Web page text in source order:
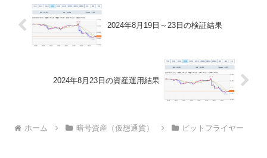
2024年8月19日～23日の検証結果
2024年8月23日の資産運用結果
ホーム 暗号資産（仮想通貨） ビットフライヤー